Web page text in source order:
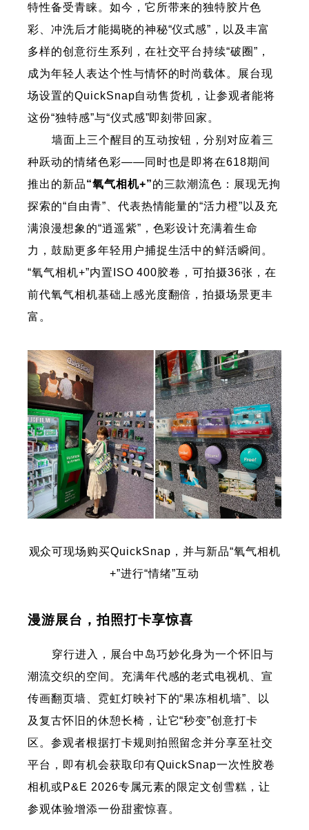
特性备受青睐。如今，它所带来的独特胶片色
彩、冲洗后才能揭晓的神秘“仪式感”，以及丰富
多样的创意衍生系列，在社交平台持续“破圈”，
成为年轻人表达个性与情怀的时尚载体。展台现
场设置的QuickSnap自动售货机，让参观者能将
这份“独特感”与“仪式感”即刻带回家。
墙面上三个醒目的互动按钮，分别对应着三
种跃动的情绪色彩——同时也是即将在618期间
推出的新品“氧气相机+”的三款潮流色：展现无拘
探索的“自由青”、代表热情能量的“活力橙”以及充
满浪漫想象的“逍遥紫”，色彩设计充满着生命
力，鼓励更多年轻用户捕捉生活中的鲜活瞬间。
“氧气相机+”内置ISO 400胶卷，可拍摄36张，在
前代氧气相机基础上感光度翻倍，拍摄场景更丰
富。
观众可现场购买QuickSnap，并与新品“氧气相机
+”进行“情绪”互动
漫游展台，拍照打卡享惊喜
穿行进入，展台中岛巧妙化身为一个怀旧与
潮流交织的空间。充满年代感的老式电视机、宣
传画翻页墙、霓虹灯映衬下的“果冻相机墙”、以
及复古怀旧的休憩长椅，让它“秒变”创意打卡
区。参观者根据打卡规则拍照留念并分享至社交
平台，即有机会获取印有QuickSnap一次性胶卷
相机或P&E 2026专属元素的限定文创雪糕，让
参观体验增添一份甜蜜惊喜。